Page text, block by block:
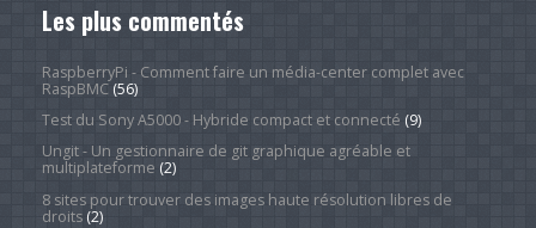
Les plus commentés
RaspberryPi - Comment faire un média-center complet avec
RaspBMC(56)
Test du Sony A5000 - Hybride compact et connecté (9)
Ungit - Un gestionnaire de git graphique agréable et
multiplateforme (2)
8 sites pour trouver des images haute résolution libres de
droits(2)